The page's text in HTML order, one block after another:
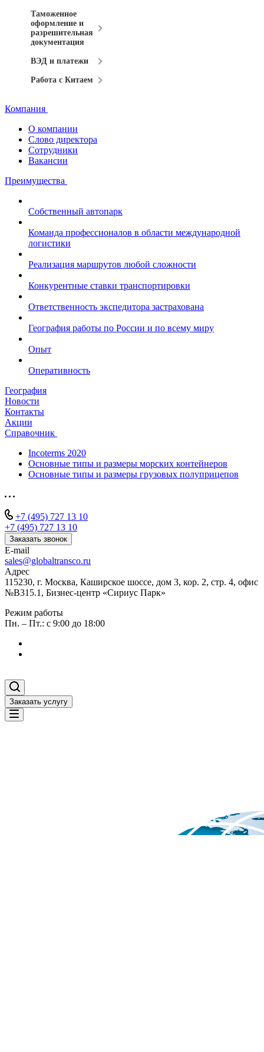
Таможенное
оформление и
разрешительная
документация
ВЭД и платежи
Работа с Китаем
Компания
О компании
Слово директора
Сотрудники
Вакансии
Преимущества
Собственный автопарк
Команда профессионалов в области международной
логистики
Реализация маршрутов любой сложности
Конкурентные ставки транспортировки
Ответственность экспедитора застрахована
География работы по России и по всему миру
Опыт
Оперативность
География
Новости
Контакты
Акции
Справочник
Incoterms 2020
Основные типы и размеры морских контейнеров
Основные типы и размеры грузовых полуприцепов
+7 (495) 727 13 10
+7 (495) 727 13 10
Заказать звонок
E-mail
sales@globaltransco.ru
Адрес
115230, г. Москва, Каширское шоссе, дом 3, кор. 2, стр. 4, офис
№В315.1, Бизнес-центр «Сириус Парк»
Режим работы
Пн. – Пт.: с 9:00 до 18:00
Заказать услугу